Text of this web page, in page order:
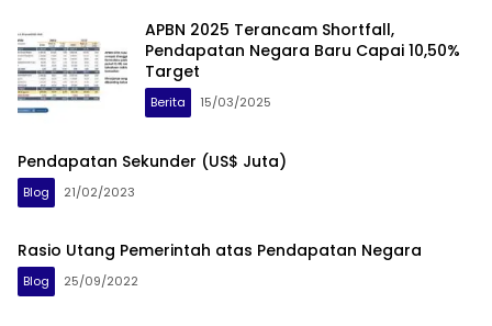
APBN 2025 Terancam Shortfall,
Pendapatan Negara Baru Capai 10,50%
Target
Berita 15/03/2025
Pendapatan Sekunder (US$ Juta)
Blog 21/02/2023
Rasio Utang Pemerintah atas Pendapatan Negara
Blog 25/09/2022